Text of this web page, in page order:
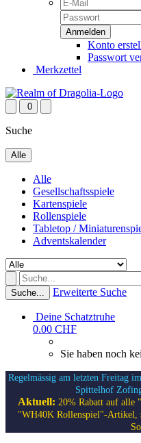
Konto
Passwort
Merkzettel
0
Suche
Alle
Alle
Gesellschaftsspiele
Kartenspiele
Rollenspiele
Tabletop /
Adventskalender
Suche... Erweiterte Suche
Deine Schatztruhe
0.00 CHF
Sie haben noch
Regelmässig am letzten Freitag
Spittelhof
Aktuell: 20% Rabatt auf alle
"WH40K Rollenspiel"-Artikel,